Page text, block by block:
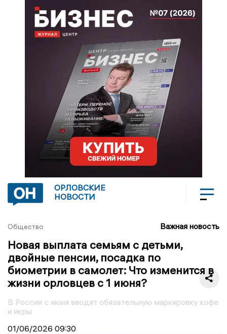
ОРЛОВСКИЕ
НОВОСТИ
Общество Важная новость
Новая выплата семьям с детьми,
двойные пенсии, посадка по
биометрии в самолет: Что изменится в
жизни орловцев с 1 июня?
В России с июня вводят обязательную маркировку кофе
и икры
01/06/2026 09:30